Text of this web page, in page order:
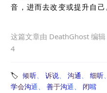
音，进而去改变或提升自己
这篇文章由 DeathGhost 编
4
倾听 诉说 沟通 细听
学会沟通
善于沟通
闭嘴